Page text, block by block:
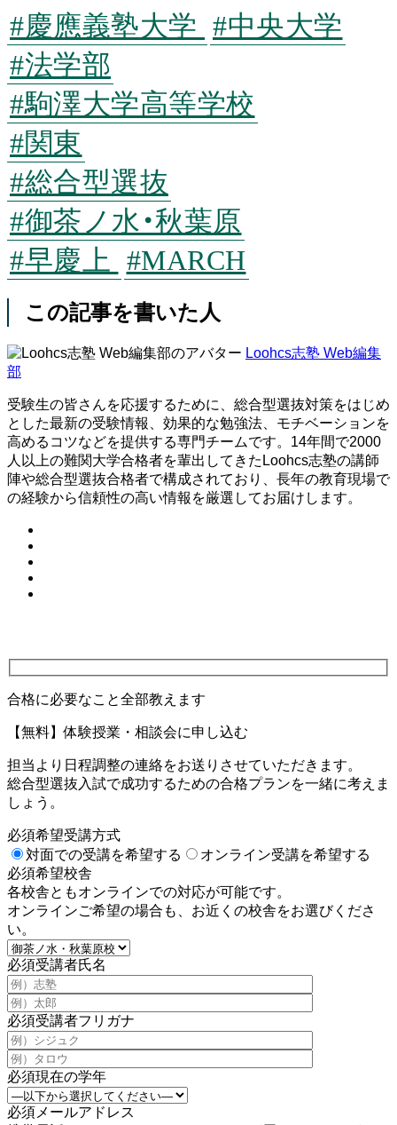
#慶應義塾大学 #中央大学
#法学部
#駒澤大学高等学校
#関東
#総合型選抜
#御茶ノ水・秋葉原
#早慶上
#MARCH
この記事を書いた人
Loohcs志塾 Web編集
部
受験生の皆さんを応援するために、総合型選抜対策をはじめ
とした最新の受験情報、効果的な勉強法、モチベーションを
高めるコツなどを提供する専門チームです。14年間で2000
人以上の難関大学合格者を輩出してきたLoohcs志塾の講師
陣や総合型選抜合格者で構成されており、長年の教育現場で
の経験から信頼性の高い情報を厳選してお届けします。
合格に必要なこと全部教えます
【無料】体験授業・相談会に申し込む
担当より日程調整の連絡をお送りさせていただきます。
総合型選抜入試で成功するための合格プランを一緒に考えま
しょう。
必須希望受講方式
対面での受講を希望する
オンライン受講を希望する
必須希望校舎
各校舎ともオンラインでの対応が可能です。
オンラインご希望の場合も、お近くの校舎をお選びくださ
い。
必須受講者氏名
必須受講者フリガナ
必須現在の学年
必須 メールアドレス